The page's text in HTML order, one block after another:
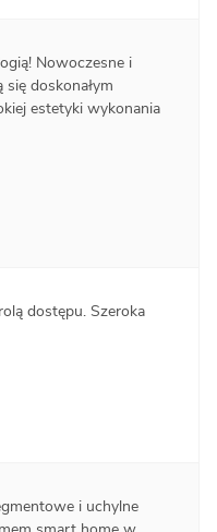
Nowoczesne i
doskonałym
estetyki wykonania
dostępu. Szeroka
i uchylne